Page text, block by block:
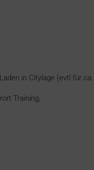
in Citylage (evtl für
Training,